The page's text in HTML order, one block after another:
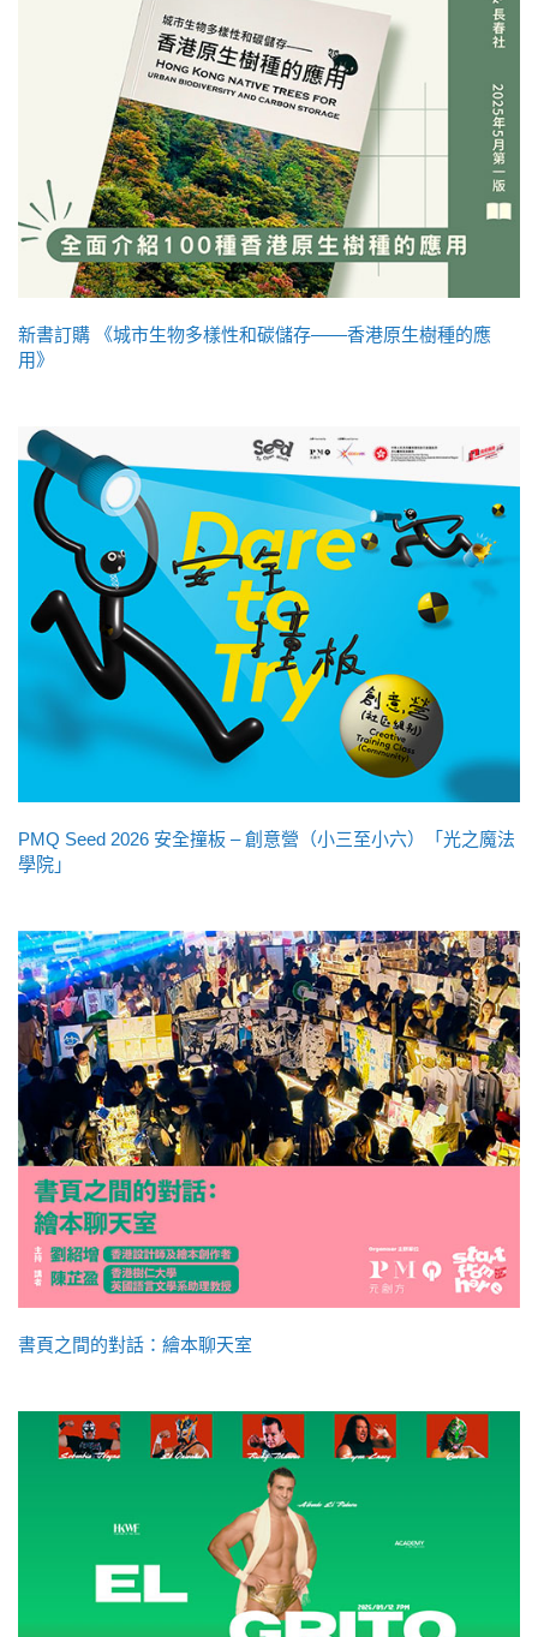
新書訂購 《城市生物多樣性和碳儲存——香港原生樹種的應
用》
PMQ Seed 2026 安全撞板 – 創意營（小三至小六）「光之魔法
學院」
書頁之間的對話：繪本聊天室